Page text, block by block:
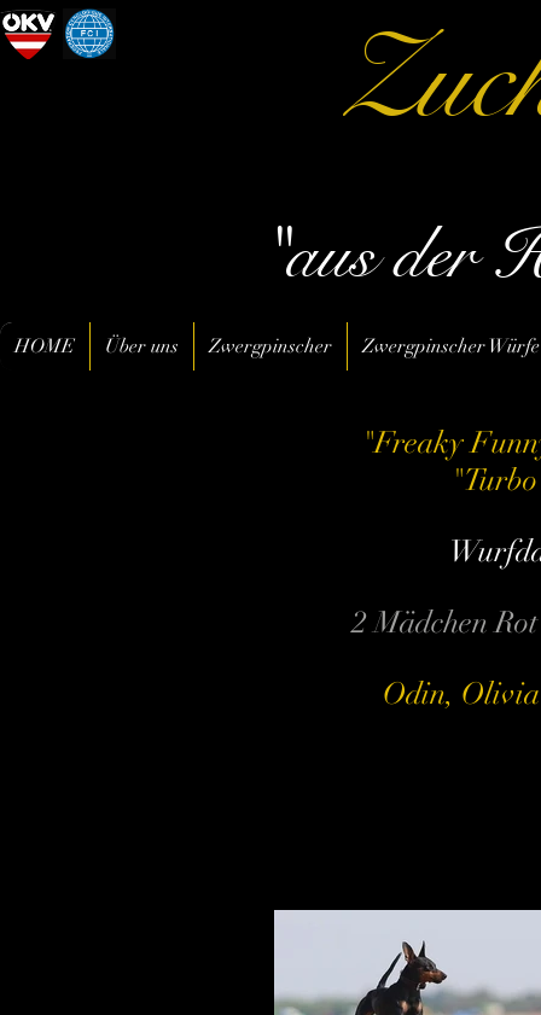
"aus der
"Freaky
2 Mädchen
Odin,
HOME Über uns Zwergpinscher Zwergpinscher Würfe